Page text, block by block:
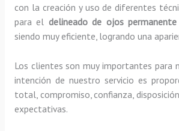
con la creación y uso de diferentes
para el delineado de ojos
siendo muy eficiente, logrando una
Los clientes son muy importantes para
intención de nuestro servicio es
total, compromiso, confianza,
expectativas.